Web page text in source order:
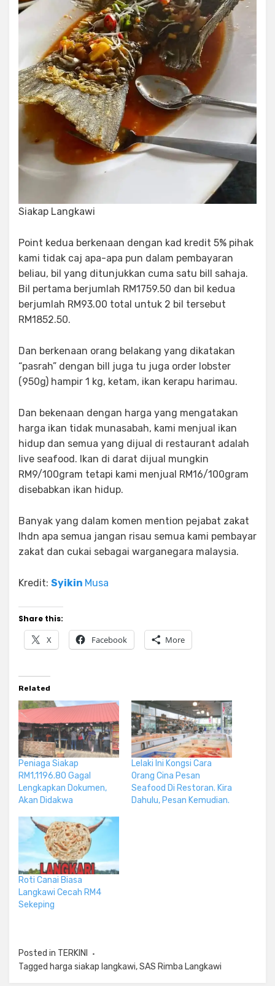
Siakap Langkawi
Point kedua berkenaan dengan kad kredit 5% pihak
kami tidak caj apa-apa pun dalam pembayaran
beliau, bil yang ditunjukkan cuma satu bill sahaja.
Bil pertama berjumlah RM1759.50 dan bil kedua
berjumlah RM93.00 total untuk 2 bil tersebut
RM1852.50.
Dan berkenaan orang belakang yang dikatakan
“pasrah” dengan bill juga tu juga order lobster
(950g) hampir 1 kg, ketam, ikan kerapu harimau.
Dan bekenaan dengan harga yang mengatakan
harga ikan tidak munasabah, kami menjual ikan
hidup dan semua yang dijual di restaurant adalah
live seafood. Ikan di darat dijual mungkin
RM9/100gram tetapi kami menjual RM16/100gram
disebabkan ikan hidup.
Banyak yang dalam komen mention pejabat zakat
lhdn apa semua jangan risau semua kami pembayar
zakat dan cukai sebagai warganegara malaysia.
Kredit: Syikin Musa
Share this:
X Facebook More
Related
Peniaga Siakap
RM1,1196.80 Gagal
Lengkapkan Dokumen,
Akan Didakwa
Lelaki Ini Kongsi Cara
Orang Cina Pesan
Seafood Di Restoran. Kira
Dahulu, Pesan Kemudian.
Roti Canai Biasa
Langkawi Cecah RM4
Sekeping
Posted in TERKINI
Tagged harga siakap langkawi,SAS Rimba Langkawi